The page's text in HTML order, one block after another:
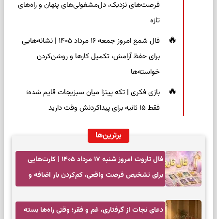
فرصت‌های نزدیک، دل‌مشغولی‌های پنهان و راه‌های
تازه
فال شمع امروز جمعه ۱۶ مرداد ۱۴۰۵ | نشانه‌هایی
برای حفظ آرامش، تکمیل کارها و روشن‌کردن
خواسته‌ها
بازی فکری | تکه پیتزا میان سبزیجات قایم شده؛
فقط ۱۵ ثانیه برای پیداکردنش وقت دارید
برترین‌ها
فال تاروت امروز شنبه ۱۷ مرداد ۱۴۰۵ | کارت‌هایی
برای تشخیص فرصت واقعی، کم‌کردن بار اضافه و
دعای نجات از گرفتاری، غم و فقر؛ وقتی راه‌ها بسته